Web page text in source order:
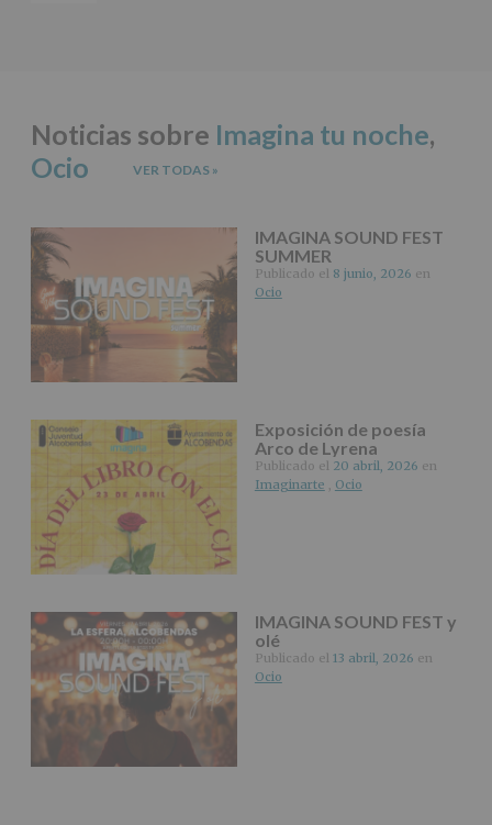
Noticias sobre Imagina tu noche,
Ocio
VER TODAS »
IMAGINA SOUND FEST
SUMMER
Publicado el 8 junio, 2026 en
Ocio
Exposición de poesía
Arco de Lyrena
Publicado el 20 abril, 2026 en
Imaginarte , Ocio
IMAGINA SOUND FEST y
olé
Publicado el 13 abril, 2026 en
Ocio